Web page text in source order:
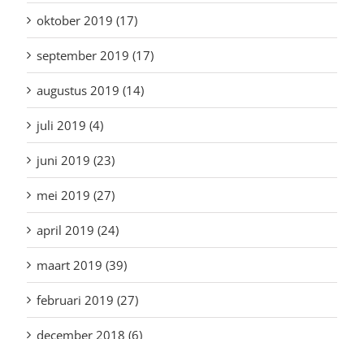
oktober 2019 (17)
september 2019 (17)
augustus 2019 (14)
juli 2019 (4)
juni 2019 (23)
mei 2019 (27)
april 2019 (24)
maart 2019 (39)
februari 2019 (27)
december 2018 (6)